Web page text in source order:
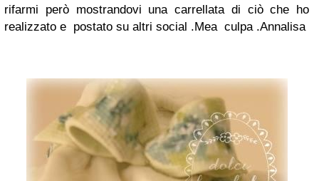
rifarmi peròmostrandovi una carrellata di ciò che ho
realizzato e postato su altri social .Mea culpa .Annalisa